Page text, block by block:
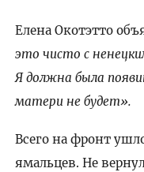
Елена Окотэтто
это чисто с
Я должна была
матери не будет».
Всего на фронт
ямальцев. Не